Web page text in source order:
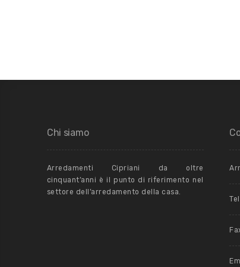
Chi siamo
Arredamenti Cipriani da oltre
cinquant’anni è il punto di riferimento nel
settore dell’arredamento della casa.